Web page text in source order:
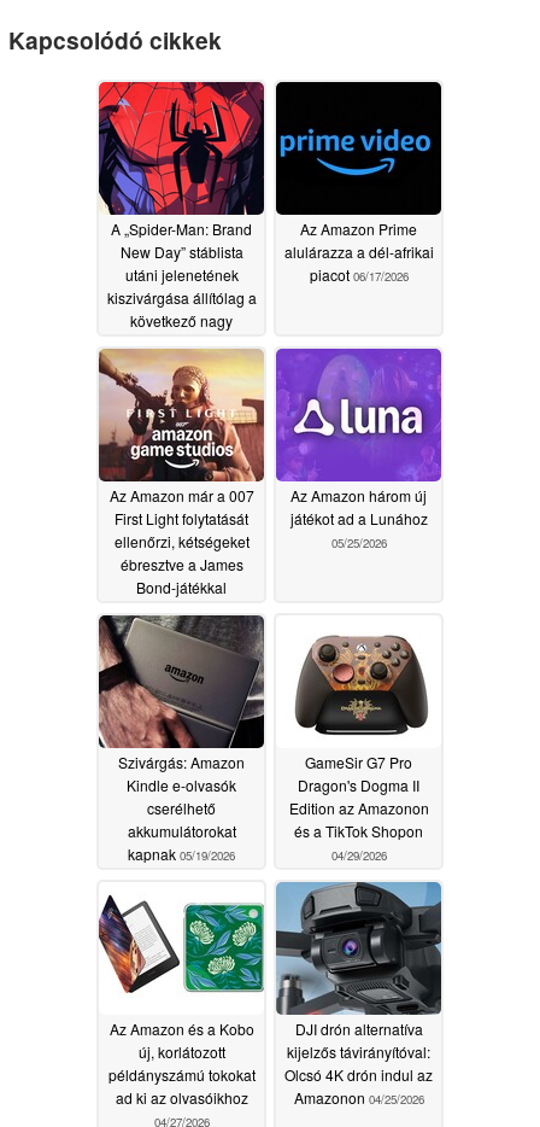
Kapcsolódó cikkek
A „Spider-Man: Brand
New Day” stáblista
utáni jelenetének
kiszivárgása állítólag a
következő nagy
07/17/2026
Az Amazon Prime
alulárazza a dél-afrikai
piacot 06/17/2026
Az Amazon már a 007
First Light folytatását
ellenőrzi, kétségeket
ébresztve a James
Bond-játékkal
06/04/2026
Az Amazon három új
játékot ad a Lunához
05/25/2026
Szivárgás: Amazon
Kindle e-olvasók
cserélhető
akkumulátorokat
kapnak 05/19/2026
GameSir G7 Pro
Dragon's Dogma II
Edition az Amazonon
és a TikTok Shopon
04/29/2026
Az Amazon és a Kobo
új, korlátozott
példányszámú tokokat
ad ki az olvasóikhoz
04/27/2026
DJI drón alternatíva
kijelzős távirányítóval:
Olcsó 4K drón indul az
Amazonon 04/25/2026